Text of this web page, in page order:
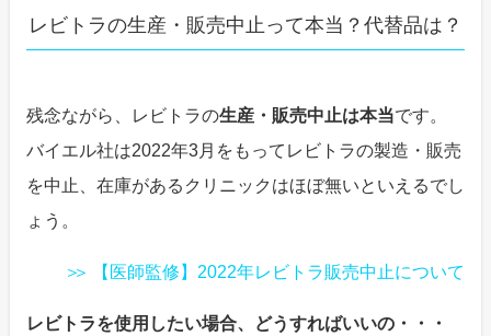
レビトラの生産・販売中止って本当？代替品は？
残念ながら、レビトラの生産・販売中止は本当です。
バイエル社は2022年3月をもってレビトラの製造・販売
を中止、在庫があるクリニックはほぼ無いといえるでし
ょう。
【医師監修】2022年レビトラ販売中止について
レビトラを使用したい場合、どうすればいいの・・・